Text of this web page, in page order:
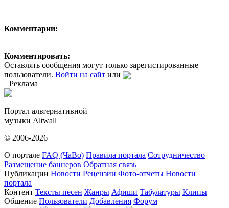
Комментарии:
Комментировать:
Оставлять сообщения могут только зарегистированные
пользователи. Войти на сайт или
Реклама
Портал альтернативной
музыки Altwall
© 2006-2026
О портале FAQ (ЧаВо) Правила портала Сотрудничество
Размещение баннеров Обратная связь
Публикации Новости Рецензии Фото-отчеты Новости
портала
Контент Тексты песен Жанры Афиши Табулатуры Клипы
Общение Пользователи Добавления Форум